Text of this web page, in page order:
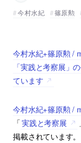
今村水紀
篠原勲
今村水紀+篠原勲 /
「実践と考察展」
ています
今村水紀+篠原勲 /
「実践と考察展
掲載されています。